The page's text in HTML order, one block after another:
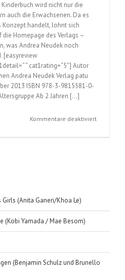
wird nicht nur die
auch die Erwachsenen. Da es
handelt, lohnt sich
Homepage des Verlags –
was Andrea Neudek noch
[easyreview
“ cat1rating=“5″] Autor
Andrea Neudek Verlag patu
2013 ISBN 978-3-9815581-0-
Ab 2 Jahren […]
Kommentare deaktiviertfür
(Anita Ganeri/Khoa Le)
(Kobi Yamada / Mae Besom)
(Benjamin Schulz und Brunello